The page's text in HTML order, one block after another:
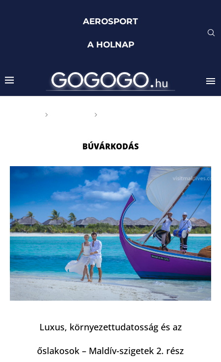
AEROSPORT
A HOLNAP
BÚVÁRKODÁS
Luxus, környezettudatosság és az
őslakosok – Maldív-szigetek 2. rész